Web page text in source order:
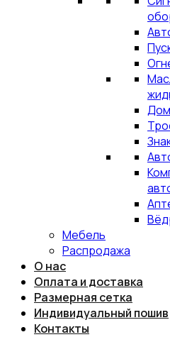
Мебель
Распродажа
О нас
Оплата и доставка
Размерная сетка
Индивидуальный пошив
Контакты